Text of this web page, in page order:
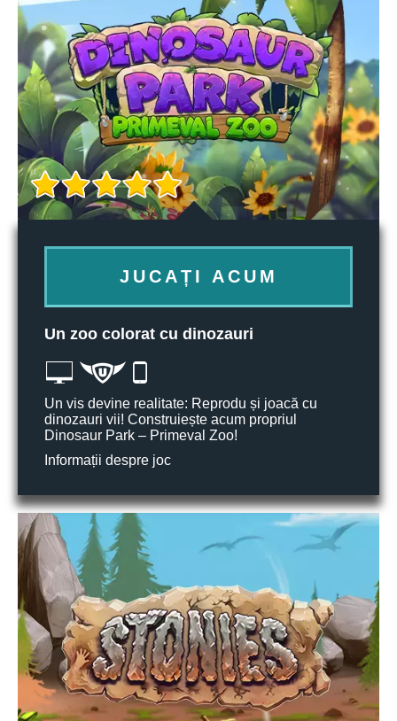
JUCAȚI ACUM
Un zoo colorat cu dinozauri
Un vis devine realitate: Reprodu și joacă cu
dinozauri vii! Construiește acum propriul
Dinosaur Park – Primeval Zoo!
Informații despre joc